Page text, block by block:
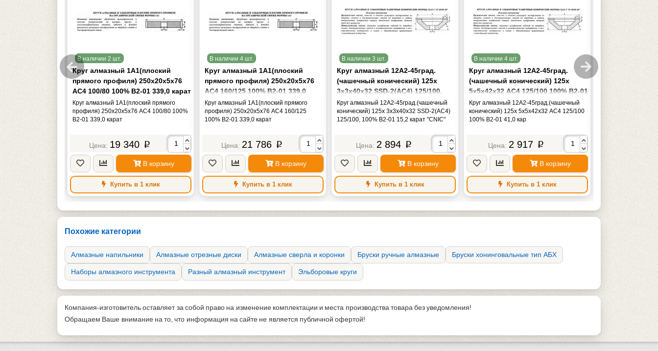
250х20х5х76
01 339,0 кар.
АС4 125/100
В корзину
1 клик
В наличии 2 шт.
Круг алмазный 1А1(плоский
прямого профиля) 250х20х5х76
АС4 100/80 100% В2-01 339,0 карат
Круг алмазный 1А1(плоский прямого
профиля) 250х20х5х76 АС4 100/80 100%
В2-01 339,0 карат
19 340 p
В корзину
Купить в 1 клик
В наличии 4 шт.
Круг алмазный 1А1(плоский
прямого профиля) 250х20х5х76
АС4 160/125 100% В2-01 339,0
карат
Круг алмазный 1А1(плоский прямого
профиля) 250х20х5х76 АС4 160/125
100% В2-01 339,0 карат
21 786 p
В корзину
Купить в 1 клик
В наличии 3 шт.
Круг алмазный 12А2-45град.
(чашечный конический) 125х
3х3х40х32 SSD-2(АС4) 125/100,
100% В2-01 15,2 карат "CNIC"
Круг алмазный 12А2-45град.(чашечный
конический) 125х 3х3х40х32 SSD-2(АС4)
125/100, 100% В2-01 15,2 карат "CNIC"
2 894 p
В корзину
Купить в 1 клик
В наличии 4 шт.
Круг алмазный 12А2-45град.
(чашечный конический) 125х
5х5х42х32 АС4 125/100 100% В2-01
41,0 кар
Круг алмазный 12А2-45град.(чашечный
конический) 125х 5х5х42х32 АС4 125/100
100% В2-01 41,0 кар
2 917 p
В корзину
Купить в 1 клик
Круг алмазный
(чашечный
100% В2-01
конический)
80/63, 100% В2-01
Похожие категории
Алмазные напильники Алмазные отрезные диски Алмазные сверла и коронки Бруски ручные алмазные Бруски хонинговальные тип АБХ
Наборы алмазного инструмента Разный алмазный инструмент Эльборовые круги
Компания-изготовитель оставляет за собой право на изменение комплектации и места производства товара без уведомления!
Обращаем Ваше внимание на то, что информация на сайте не является публичной офертой!